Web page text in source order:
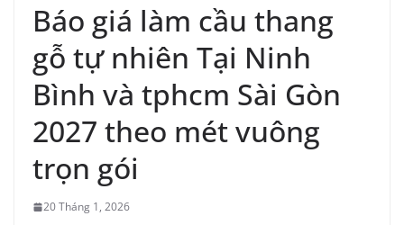
Báo giá làm cầu thang
gỗ tự nhiên Tại Ninh
Bình và tphcm Sài Gòn
2027 theo mét vuông
trọn gói
20 Tháng 1, 2026